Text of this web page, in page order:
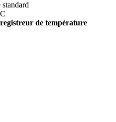
de température